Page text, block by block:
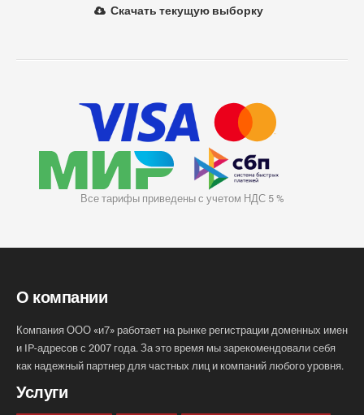
Скачать текущую выборку
Все тарифы приведены с учетом НДС 5 %
О компании
Компания ООО «и7» работает на рынке регистрации доменных имен
и IP-адресов с 2007 года. За это время мы зарекомендовали себя
как надежный партнер для частных лиц и компаний любого уровня.
Услуги